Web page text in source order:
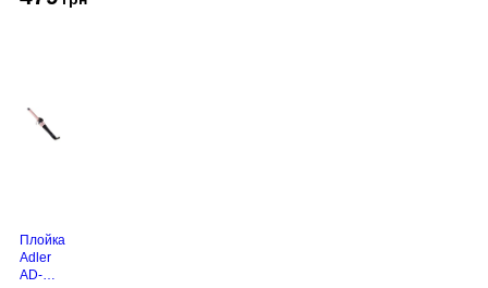
Плойка
Adler
AD-